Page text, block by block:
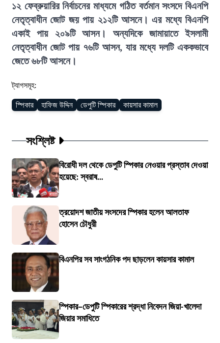
১২ ফেব্রুয়ারির নির্বাচনের মাধ্যমে গঠিত বর্তমান সংসদে বিএনপি
নেতৃত্বাধীন জোট জয় পায় ২১২টি আসনে। এর মধ্যে বিএনপি
একাই পায় ২০৯টি আসন। অন্যদিকে জামায়াতে ইসলামী
নেতৃত্বাধীন জোট পায় ৭৬টি আসন, যার মধ্যে দলটি এককভাবে
জেতে ৬৮টি আসনে।
ট্যাগসমূহ:
স্পিকার হাফিজ উদ্দিন ডেপুটি স্পিকার কায়সার কামাল
সংশ্লিষ্ট
বিরোধী দল থেকে ডেপুটি স্পিকার নেওয়ার প্রস্তাব দেওয়া
হয়েছে: স্বরাষ...
ত্রয়োদশ জাতীয় সংসদের স্পিকার হলেন আলতাফ
হোসেন চৌধুরী
বিএনপির সব সাংগঠনিক পদ ছাড়লেন কায়সার কামাল
স্পিকার–ডেপুটি স্পিকারের শ্রদ্ধা নিবেদন জিয়া-খালেদা
জিয়ার সমাধিতে